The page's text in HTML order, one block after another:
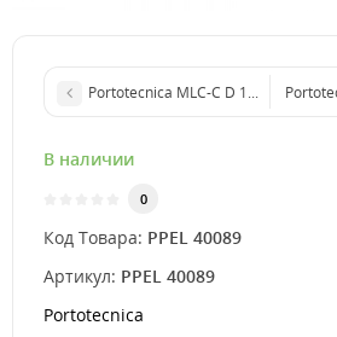
Portotecnica MLC-C D 1915 P c
В наличии
0
Код Товара: PPEL 40089
Артикул: PPEL 40089
Portotecnica